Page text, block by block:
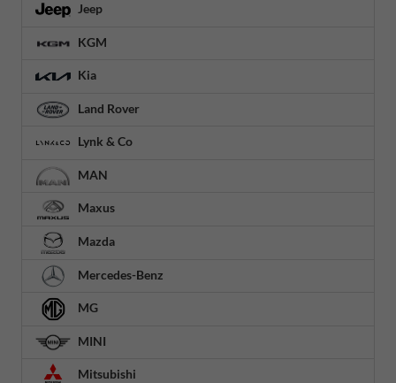
Jeep
KGM
Kia
Land Rover
Lynk & Co
MAN
Maxus
Mazda
Mercedes-Benz
MG
MINI
Mitsubishi